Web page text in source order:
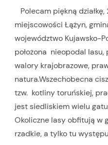
Polecam piękną
miejscowości Łążyn,
województwo Kujawsko-
położona nieopodal
walory krajobrazowe,
natura.Wszechobecna
tzw. kotliny toruńskiej,
jest siedliskiem wielu
Okoliczne lasy obfitują w
rzadkie, a tylko tu